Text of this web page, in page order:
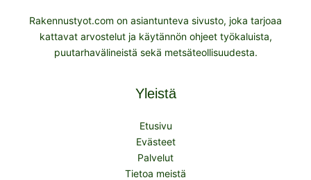
Rakennustyot.com on asiantunteva sivusto, joka tarjoaa
kattavat arvostelut ja käytännön ohjeet työkaluista,
puutarhavälineistä sekä metsäteollisuudesta.
Yleistä
Etusivu
Evästeet
Palvelut
Tietoa meistä